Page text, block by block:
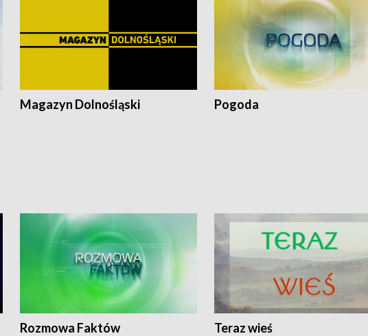
Magazyn Dolnośląski Pogoda
Rozmowa Faktów Teraz wieś